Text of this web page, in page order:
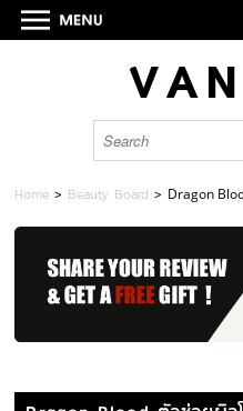
Home > Beauty Board > Dragon